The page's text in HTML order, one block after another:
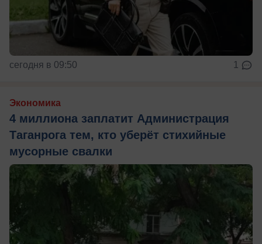
сегодня в 09:50 1
Экономика
4 миллиона заплатит Администрация
Таганрога тем, кто уберёт стихийные
мусорные свалки